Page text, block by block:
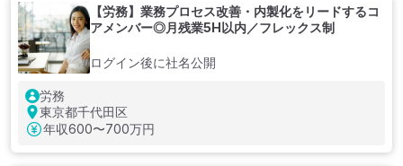
【労務】業務プロセス改善・内製化をリードするコ
アメンバー◎月残業5H以内／フレックス制
ログイン後に社名公開
労務
東京都千代田区
年収600〜700万円